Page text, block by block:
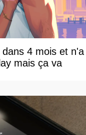
4 mois et n'a
mais ça va